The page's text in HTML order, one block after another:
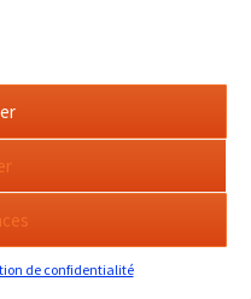
de confidentialité